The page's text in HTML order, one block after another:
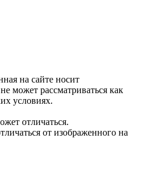
на сайте носит
может рассматриваться как
условиях.
отличаться.
от изображенного на